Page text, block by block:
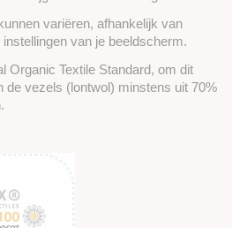
variëren, afhankelijk van
van je beeldscherm.
Organic Textile Standard, om dit
de vezels (lontwol) minstens uit 70%